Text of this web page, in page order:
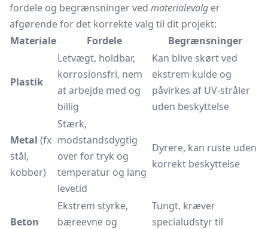
fordele og begrænsninger ved materialevalg er
afgørende for det korrekte valg til dit projekt:
Materiale
Fordele Begrænsninger
Plastik
Letvægt, holdbar,
korrosionsfri, nem
at arbejde med og
billig
Kan blive skørt ved
ekstrem kulde og
påvirkes af UV-stråler
uden beskyttelse
Metal (fx
stål,
kobber)
Stærk,
modstandsdygtig
over for tryk og
temperatur og lang
levetid
Dyrere, kan ruste uden
korrekt beskyttelse
Beton
Ekstrem styrke,
bæreevne og
Tungt, kræver
specialudstyr til